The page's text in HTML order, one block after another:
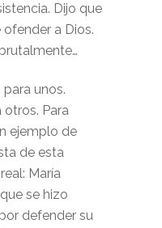
Dijo que
a Dios.
unos.
Para
ejemplo de
de esta
María
se hizo
defender su